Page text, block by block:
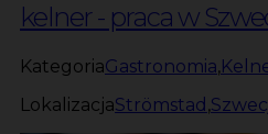
kelner - praca w
KategoriaGastronomia,
LokalizacjaStrömstad ,